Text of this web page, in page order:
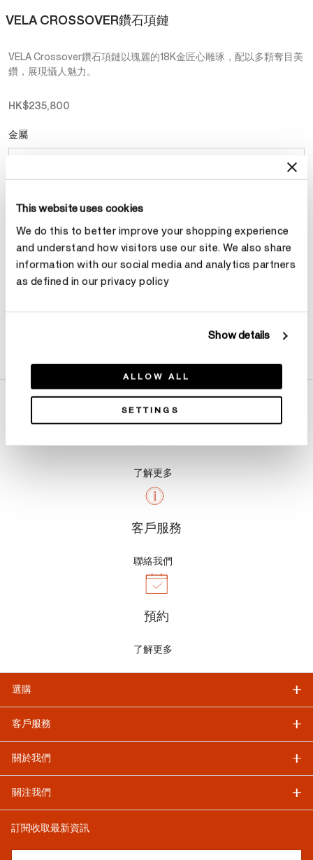
This website uses cookies
We do this to better improve your shopping experience
and understand how visitors use our site. We also share
information with our social media and analytics partners
as defined in our privacy policy
Show details
ALLOW ALL
SETTINGS
VELA CROSSOVER鑽石項鏈​
VELA Crossover鑽石項鏈以瑰麗的18K金匠心雕琢，配以多顆奪目美
鑽，展現懾人魅力。
HK$235,800
金屬
了解更多
客戶服務
聯絡我們
預約
了解更多
選購
客戶服務
關於我們
關注我們
訂閱收取最新資訊